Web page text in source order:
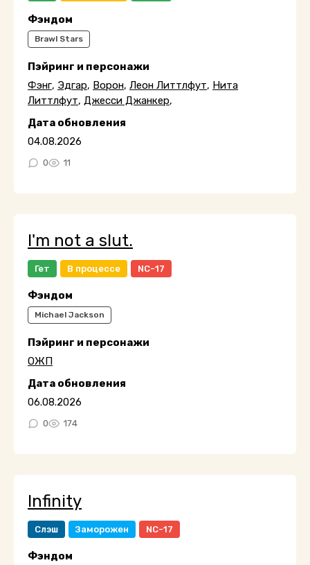
Фэндом
Brawl Stars
Пэйринг и персонажи
Фэнг, Эдгар, Ворон, Леон Литтлфут, Нита
Литтлфут, Джесси Джанкер,
Дата обновления
04.08.2026
0 11
I'm not a slut.
Гет В процессе NC-17
Фэндом
Michael Jackson
Пэйринг и персонажи
ОЖП
Дата обновления
06.08.2026
0 174
Infinity
Слэш Заморожен NC-17
Фэндом